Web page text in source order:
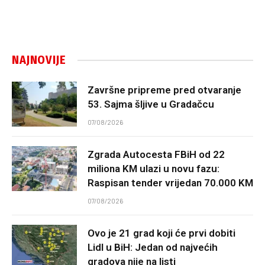
NAJNOVIJE
Završne pripreme pred otvaranje
53. Sajma šljive u Gradačcu
07/08/2026
Zgrada Autocesta FBiH od 22
miliona KM ulazi u novu fazu:
Raspisan tender vrijedan 70.000 KM
07/08/2026
Ovo je 21 grad koji će prvi dobiti
Lidl u BiH: Jedan od najvećih
gradova nije na listi